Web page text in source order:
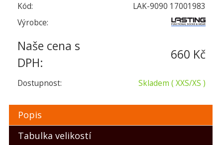
Kód:
LAK-9090 17001983
Výrobce:
Naše cena s
DPH:
660 Kč
Dostupnost: Skladem ( XXS/XS )
Popis
Tabulka velikostí